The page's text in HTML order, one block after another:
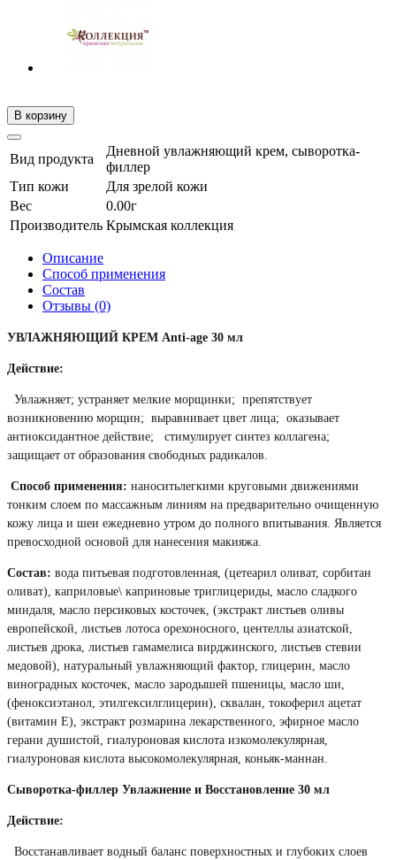
В корзину
Вид продукта
Дневной увлажняющий крем, сыворотка-
филлер
Тип кожи
Для зрелой кожи
Вес
0.00г
Производитель Крымская коллекция
Описание
Способ применения
Состав
Отзывы (0)
УВЛАЖНЯЮЩИЙ КРЕМ Anti-age 30 мл
Действие:
Увлажняет; устраняет мелкие морщинки; препятствует
возникновению морщин; выравнивает цвет лица; оказывает
антиоксидантное действие; стимулирует синтез коллагена;
защищает от образования свободных радикалов.
Способ применения: наноситьлегкими круговыми движениями
тонким слоем по массажным линиям на предварительно очищенную
кожу лица и шеи ежедневно утром до полного впитывания. Является
превосходной основой для нанесения макияжа.
Состав: вода питьевая подготовленная, (цетеарил оливат, сорбитан
оливат), каприловые\ каприновые триглицериды, масло сладкого
миндаля, масло персиковых косточек, (экстракт листьев оливы
европейской, листьев лотоса орехоносного, центеллы азиатской,
листьев дрока, листьев гамамелиса вирджинского, листьев стевии
медовой), натуральный увлажняющий фактор, глицерин, масло
виноградных косточек, масло зародышей пшеницы, масло ши,
(феноксиэтанол, этилгексилглицерин), сквалан, токоферил ацетат
(витамин Е), экстракт розмарина лекарственного, эфирное масло
герани душистой, гиалуроновая кислота изкомолекулярная,
гиалуроновая кислота высокомолекулярная, коньяк-маннан.
Сыворотка-филлер Увлажнение и Восстановление 30 мл
Действие:
Восстанавливает водный баланс поверхностных и глубоких слоев